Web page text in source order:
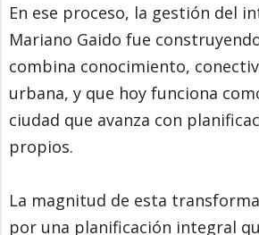
En ese proceso, la gestión del
Mariano Gaido fue
combina conocimiento,
urbana, y que hoy funciona
ciudad que avanza con
propios.
La magnitud de esta
por una planificación integral